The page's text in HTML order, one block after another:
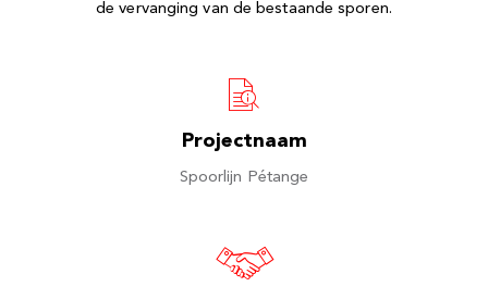
de vervanging van de bestaande sporen.
Projectnaam
Spoorlijn Pétange